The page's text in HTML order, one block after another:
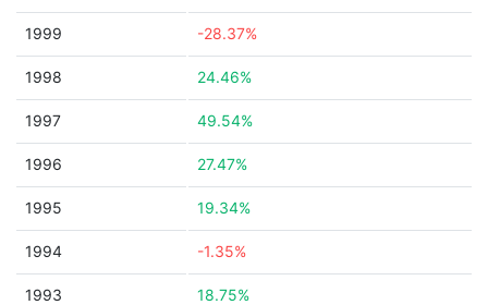
1999 -28.37%
1998 24.46%
1997 49.54%
1996 27.47%
1995 19.34%
1994 -1.35%
1993 18.75%